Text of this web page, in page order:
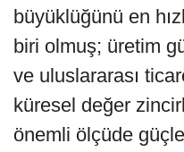
büyüklüğünü en
biri olmuş; üretim
ve uluslararası
küresel değer
önemli ölçüde